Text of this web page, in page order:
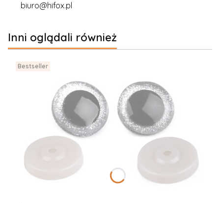
biuro@hifox.pl
Inni oglądali również
Bestseller